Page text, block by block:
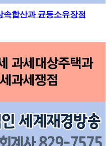
속합산과 균등소유장점